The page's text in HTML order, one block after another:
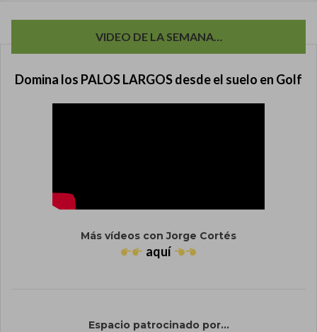
VIDEO DE LA SEMANA…
Domina los PALOS LARGOS desde el suelo en Golf
Más vídeos con Jorge Cortés
aquí
Espacio patrocinado por...